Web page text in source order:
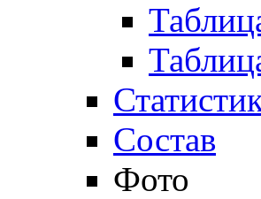
Состав
Фото